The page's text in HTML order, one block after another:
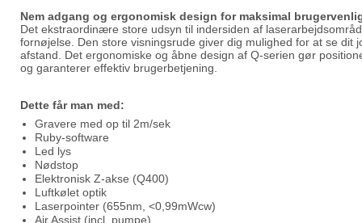
Nem adgang og ergonomisk design for maksimal
Det ekstraordinære store udsyn til indersiden af
fornøjelse. Den store visningsrude giver dig mulighed for at se dit
afstand. Det ergonomiske og åbne design af Q-serien gør
og garanterer effektiv brugerbetjening.
Dette får man med:
Gravere med op til 2m/sek
Ruby-software
Led lys
Nødstop
Elektronisk Z-akse (Q400)
Luftkølet optik
Laserpointer (655nm, <0,99mWcw)
Air Assist (incl. pumpe)